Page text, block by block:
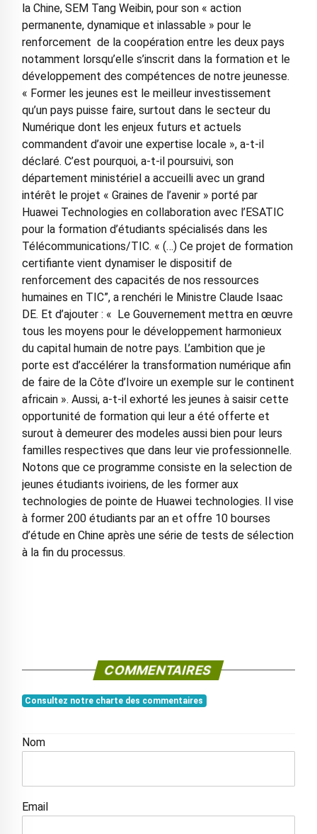
la Chine, SEM Tang Weibin, pour son « action
permanente, dynamique et inlassable » pour le
renforcement de la coopération entre les deux pays
notamment lorsqu’elle s’inscrit dans la formation et le
développement des compétences de notre jeunesse.
« Former les jeunes est le meilleur investissement
qu’un pays puisse faire, surtout dans le secteur du
Numérique dont les enjeux futurs et actuels
commandent d’avoir une expertise locale », a-t-il
déclaré. C’est pourquoi, a-t-il poursuivi, son
département ministériel a accueilli avec un grand
intérêt le projet « Graines de l’avenir » porté par
Huawei Technologies en collaboration avec l’ESATIC
pour la formation d’étudiants spécialisés dans les
Télécommunications/TIC. « (…) Ce projet de formation
certifiante vient dynamiser le dispositif de
renforcement des capacités de nos ressources
humaines en TIC”, a renchéri le Ministre Claude Isaac
DE. Et d’ajouter : « Le Gouvernement mettra en œuvre
tous les moyens pour le développement harmonieux
du capital humain de notre pays. L’ambition que je
porte est d’accélérer la transformation numérique afin
de faire de la Côte d’Ivoire un exemple sur le continent
africain ». Aussi, a-t-il exhorté les jeunes à saisir cette
opportunité de formation qui leur a été offerte et
surout à demeurer des modeles aussi bien pour leurs
familles respectives que dans leur vie professionnelle.
Notons que ce programme consiste en la selection de
jeunes étudiants ivoiriens, de les former aux
technologies de pointe de Huawei technologies. Il vise
à former 200 étudiants par an et offre 10 bourses
d’étude en Chine après une série de tests de sélection
à la fin du processus.
COMMENTAIRES
Consultez notre charte des commentaires
Nom
Email